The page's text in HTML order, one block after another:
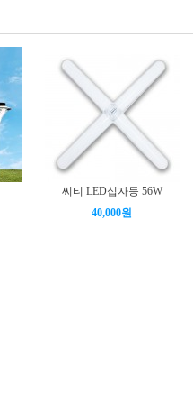
씨티 LED십자등 56W
40,000원